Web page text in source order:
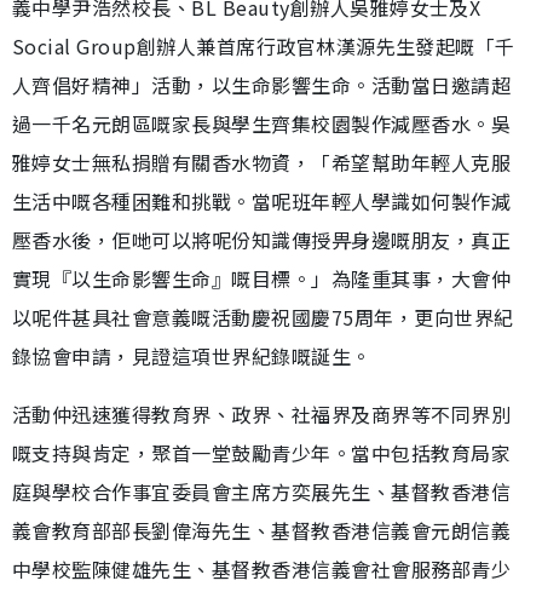
義中學尹浩然校長、BL Beauty創辦人吳雅婷女士及X
Social Group創辦人兼首席行政官林漢源先生發起嘅「千
人齊倡好精神」活動，以生命影響生命。活動當日邀請超
過一千名元朗區嘅家長與學生齊集校園製作減壓香水。吳
雅婷女士無私捐贈有關香水物資，「希望幫助年輕人克服
生活中嘅各種困難和挑戰。當呢班年輕人學識如何製作減
壓香水後，佢哋可以將呢份知識傳授畀身邊嘅朋友，真正
實現『以生命影響生命』嘅目標。」為隆重其事，大會仲
以呢件甚具社會意義嘅活動慶祝國慶75周年，更向世界紀
錄協會申請，見證這項世界紀錄嘅誕生。
活動仲迅速獲得教育界、政界、社福界及商界等不同界別
嘅支持與肯定，聚首一堂鼓勵青少年。當中包括教育局家
庭與學校合作事宜委員會主席方奕展先生、基督教香港信
義會教育部部長劉偉海先生、基督教香港信義會元朗信義
中學校監陳健雄先生、基督教香港信義會社會服務部青少